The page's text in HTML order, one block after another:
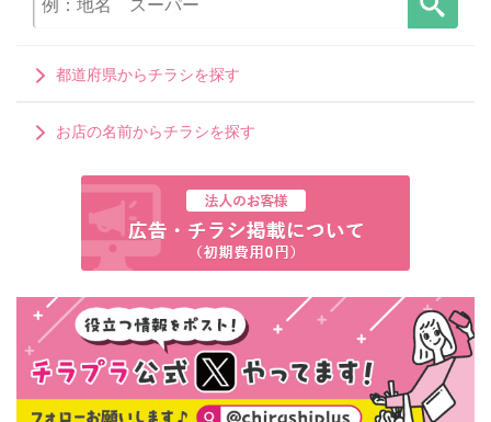
都道府県からチラシを探す
お店の名前からチラシを探す